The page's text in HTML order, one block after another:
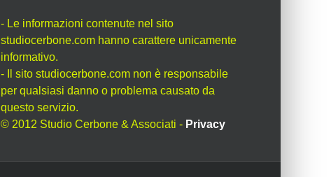
- Le informazioni contenute nel sito
studiocerbone.com hanno carattere unicamente
informativo.
- Il sito studiocerbone.com non è responsabile
per qualsiasi danno o problema causato da
questo servizio.
© 2012 Studio Cerbone & Associati - Privacy